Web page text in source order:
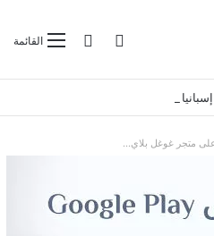
القائمةالوضع
تسجيل الدخول
بعد موجة الهجرة في سبتة
متجر غوغل بلاي...